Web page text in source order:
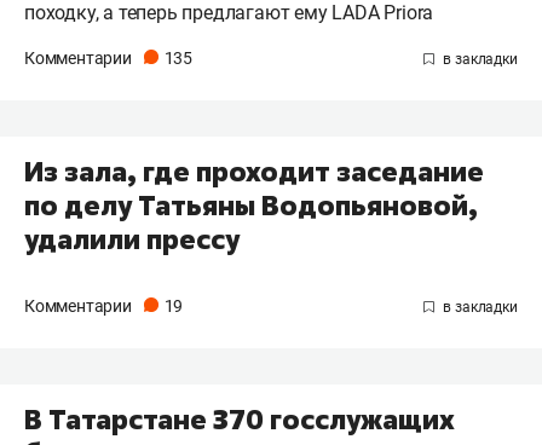
походку, а теперь предлагают ему LADA Priora
Комментарии 135
Из зала, где проходит заседание
по делу Татьяны Водопьяновой,
удалили прессу
Комментарии 19
В Татарстане 370 госслужащих